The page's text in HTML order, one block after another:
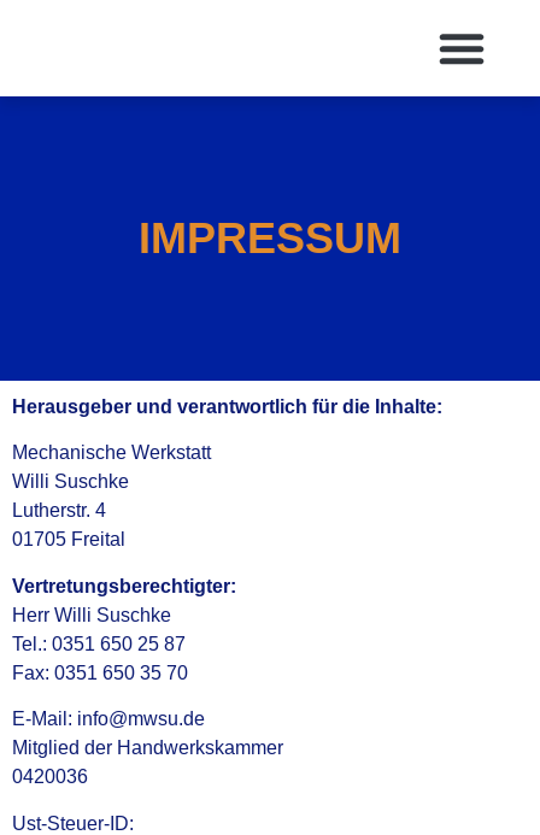
IMPRESSUM
Herausgeber und verantwortlich für die Inhalte:
Mechanische Werkstatt
Willi Suschke
Lutherstr. 4
01705 Freital
Vertretungsberechtigter:
Herr Willi Suschke
Tel.: 0351 650 25 87
Fax: 0351 650 35 70
E-Mail: info@mwsu.de
Mitglied der Handwerkskammer
0420036
Ust-Steuer-ID: